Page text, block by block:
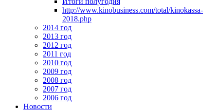
http://www.kinobusiness.com/total/kinokassa-
2018.php
2014 год
2013 год
2012 год
2011 год
2010 год
2009 год
2008 год
2007 год
2006 год
Новости